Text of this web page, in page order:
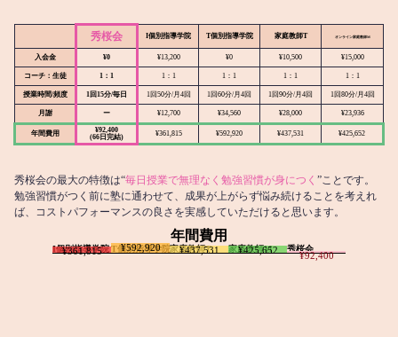
秀桜会 I個別指導学院 T個別指導学院 家庭教師T オンライン家庭教師M
入会金 ¥0 ¥13,200 ¥0 ¥10,500 ¥15,000
コーチ：生徒 1：1 1：1 1：1 1：1 1：1
授業時間/頻度 1回15分/毎日 1回50分/月4回 1回60分/月4回 1回90分/月4回 1回80分/月4回
月謝 ー ¥12,700 ¥34,560 ¥28,000 ¥23,936
年間費用
¥92,400
(66日完結)
¥361,815 ¥592,920 ¥437,531 ¥425,652
秀桜会の最大の特徴は“毎日授業で無理なく勉強習慣が身につく ”ことです。
勉強習慣がつく前に塾に通わせて、成果が上がらず悩み続けることを考えれ
ば、コストパフォーマンスの良さを実感していただけると思います。
年間費用
I個別指導学院
¥361,815 T個別指導学院
¥592,920 家庭教師T
¥437,531 家庭教師M
¥425,652 秀桜会
¥92,400